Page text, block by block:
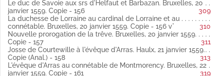
novembre 1558 latin
Copie (Publié par Weiss).
Fol. 125 vo Le duc d'Albe à l'évêque d'Arras. Arras, 1er
novembre 1558 espagnol
Copie.
Fol. 126 L'évêque d'Arras au confesseur (du roi Philippe II ?).
Cercamp, 2 novembre 1558 espagnol
Copie
(Publié par Weiss).
Le duc de Savoie aux srs d'Helfaut et Barbazan. Bruxelles, 20
janvier 1559. Copie - 156
309
La duchesse de Lorraine au cardinal de Lorraine et au
connétable. Bruxelles, 20 janvier 1559. Copie - 156 v°
310
Nouvelle prorogation de la trêve. Bruxelles, 20 janvier 1559.
Copie - 157
311
Josse de Courtewille à l'évêque d'Arras. Haulx, 21 janvier 1559.
Copie (Anal.) - 158
313
L'évêque d'Arras au connétable de Montmorency. Bruxelles, 22
janvier 1559. Copie - 161
319